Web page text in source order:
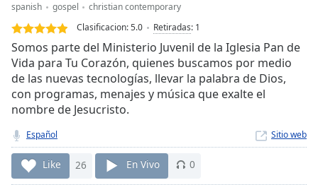
Duration
-:-
Loaded:
0.00%
Stream
Type LIVE
Seek to
live,
currently
behind
live LIVE
Remaining
Time-
spanish gospel
christian contemporary
Clasificacion:5.0 Retiradas: 1
Somos parte del Ministerio Juvenil de la Iglesia Pan de
Vida para Tu Corazón, quienes buscamos por medio
de las nuevas tecnologías, llevar la palabra de Dios,
con programas, menajes y música que exalte el
nombre de Jesucristo.
Español Sitio web
Like 26 En Vivo 0